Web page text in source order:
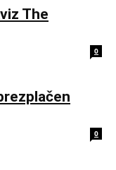
The
0
0